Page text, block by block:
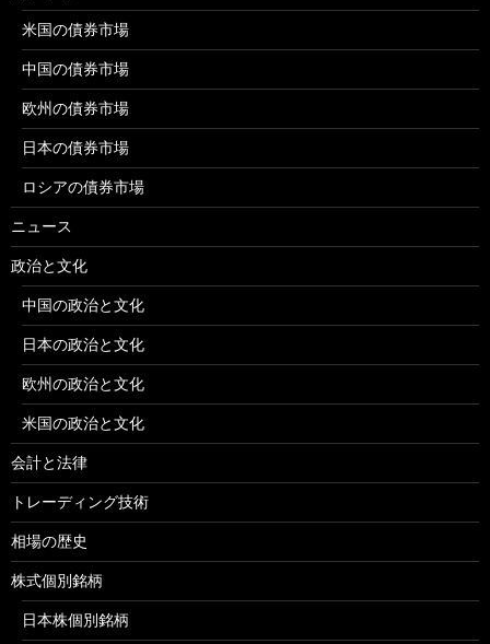
米国の債券市場
中国の債券市場
欧州の債券市場
日本の債券市場
ロシアの債券市場
ニュース
政治と文化
中国の政治と文化
日本の政治と文化
欧州の政治と文化
米国の政治と文化
会計と法律
トレーディング技術
相場の歴史
株式個別銘柄
日本株個別銘柄